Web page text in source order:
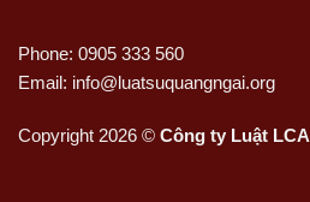
Phone: 0905 333 560
Email: info@luatsuquangngai.org
Copyright 2026 © Công ty Luật LCA